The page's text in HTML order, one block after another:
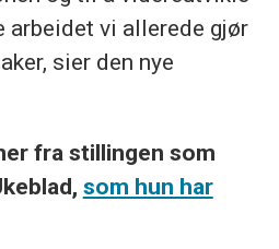
arbeidet vi allerede gjør
sier den nye
fra stillingen som
som hun har